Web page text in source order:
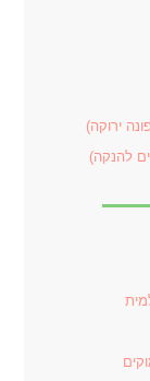
ירוקה)
להנקה)